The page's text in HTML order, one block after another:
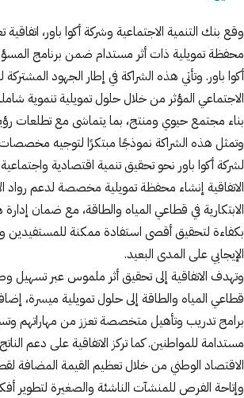
وقع بنك التنمية الاجتماعية وشركة أكوا باور،
محفظة تمويلية ذات أثر مستدام ضمن برنامج
أكوا باور. وتأتي هذه الشراكة في إطار الجهود المشتركة
الاجتماعي المؤثر من خلال حلول تمويلية تنموية
بناء مجتمع حيوي ومنتج، بما يتماشى مع تطلعات رؤية
وتمثل هذه الشراكة نموذجًا مبتكرًا لتوجيه مخصصات
لشركة أكوا باور نحو تحقيق تنمية اقتصادية
الاتفاقية إنشاء محفظة تمويلية مخصصة لدعم رواد
الابتكارية في قطاعي المياه والطاقة، مع ضمان
بكفاءة لتحقيق أقصى استفادة ممكنة للمستفيدين
الإيجابي على المدى البعيد.
وتهدف الاتفاقية إلى تحقيق أثر ملموس عبر تسهيل
قطاعي المياه والطاقة إلى حلول تمويلية ميسرة،
برامج تدريب وتأهيل متخصصة تعزز من مهاراتهم
مستدامة للمواطنين. كما تركز الاتفاقية على دعم
الاقتصاد الوطني من خلال تعظيم القيمة المضافة
وإتاحة الفرص للمنشآت الناشئة والصغيرة لتطوير